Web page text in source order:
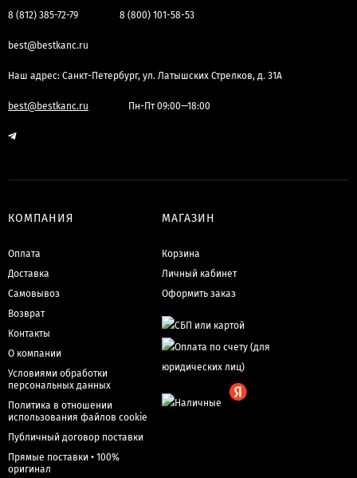
8 (812) 385-72-79 8 (800) 101-58-53
best@bestkanc.ru
Наш адрес: Санкт-Петербург, ул. Латышских Стрелков, д. 31А
best@bestkanc.ru Пн-Пт 09:00—18:00
КОМПАНИЯ
Оплата
Доставка
Самовывоз
Возврат
Контакты
О компании
Условиями обработки
персональных данных
Политика в отношении
использования файлов cookie
Публичный договор поставки
Прямые поставки • 100%
оригинал
МАГАЗИН
Корзина
Личный кабинет
Оформить заказ